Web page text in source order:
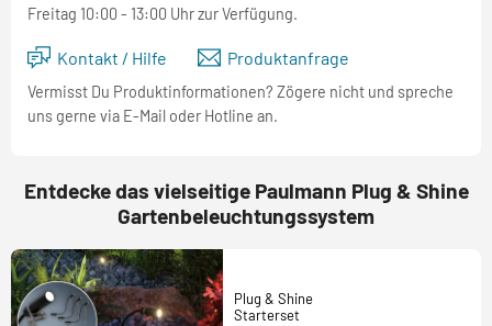
Entdecke das vielseitige Paulmann Plug & Shine
Gartenbeleuchtungssystem
Plug & Shine
Starterset
Freitag 10:00 - 13:00 Uhr zur Verfügung.
Kontakt / Hilfe Produktanfrage
Vermisst Du Produktinformationen? Zögere nicht und spreche
uns gerne via E-Mail oder Hotline an.